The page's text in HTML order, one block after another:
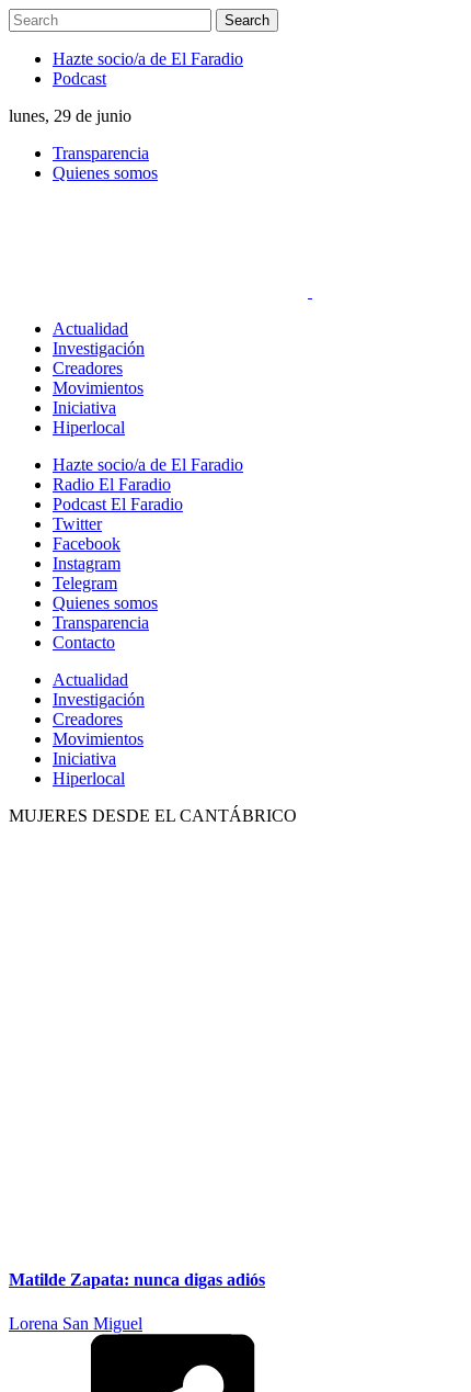
Hazte socio/a de El Faradio
Podcast
lunes, 29 de junio
Transparencia
Quienes somos
Actualidad
Investigación
Creadores
Movimientos
Iniciativa
Hiperlocal
Hazte socio/a de El Faradio
Radio El Faradio
Podcast El Faradio
Twitter
Facebook
Instagram
Telegram
Quienes somos
Transparencia
Contacto
Actualidad
Investigación
Creadores
Movimientos
Iniciativa
Hiperlocal
MUJERES DESDE EL CANTÁBRICO
Matilde Zapata: nunca digas adiós
Lorena San Miguel